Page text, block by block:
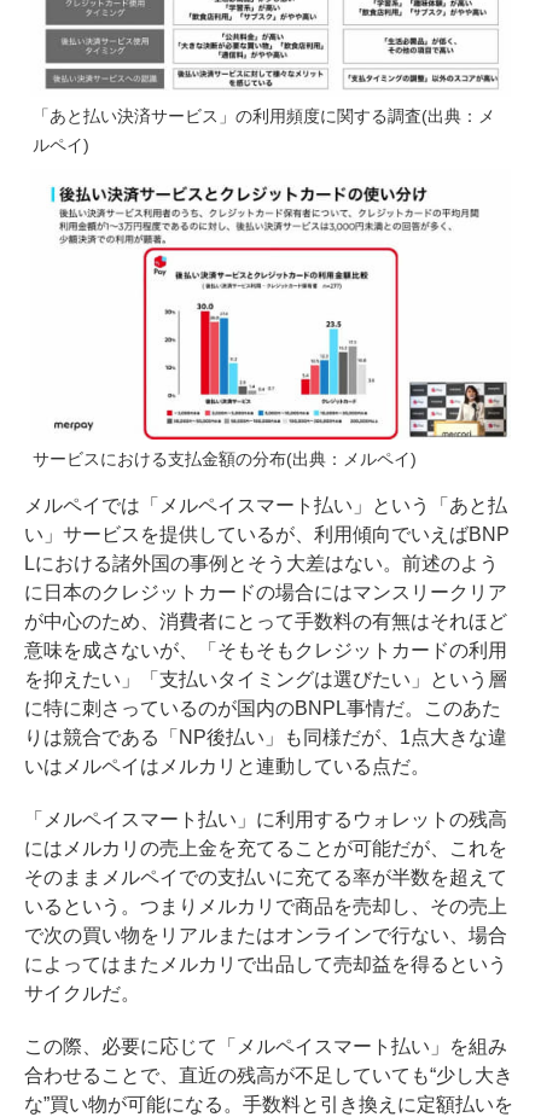
「あと払い決済サービス」の利用頻度に関する調査(出典：メ
ルペイ)
サービスにおける支払金額の分布(出典：メルペイ)
メルペイでは「メルペイスマート払い」という「あと払
い」サービスを提供しているが、利用傾向でいえばBNP
Lにおける諸外国の事例とそう大差はない。前述のよう
に日本のクレジットカードの場合にはマンスリークリア
が中心のため、消費者にとって手数料の有無はそれほど
意味を成さないが、「そもそもクレジットカードの利用
を抑えたい」「支払いタイミングは選びたい」という層
に特に刺さっているのが国内のBNPL事情だ。このあた
りは競合である「NP後払い」も同様だが、1点大きな違
いはメルペイはメルカリと連動している点だ。
「メルペイスマート払い」に利用するウォレットの残高
にはメルカリの売上金を充てることが可能だが、これを
そのままメルペイでの支払いに充てる率が半数を超えて
いるという。つまりメルカリで商品を売却し、その売上
で次の買い物をリアルまたはオンラインで行ない、場合
によってはまたメルカリで出品して売却益を得るという
サイクルだ。
この際、必要に応じて「メルペイスマート払い」を組み
合わせることで、直近の残高が不足していても“少し大き
な”買い物が可能になる。手数料と引き換えに定額払いを